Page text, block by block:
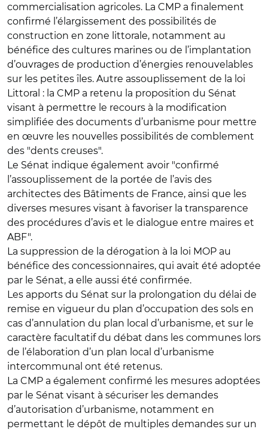
commercialisation agricoles. La CMP a finalement
confirmé l’élargissement des possibilités de
construction en zone littorale, notamment au
bénéfice des cultures marines ou de l’implantation
d’ouvrages de production d’énergies renouvelables
sur les petites îles. Autre assouplissement de la loi
Littoral : la CMP a retenu la proposition du Sénat
visant à permettre le recours à la modification
simplifiée des documents d’urbanisme pour mettre
en œuvre les nouvelles possibilités de comblement
des "dents creuses".
Le Sénat indique également avoir "confirmé
l’assouplissement de la portée de l’avis des
architectes des Bâtiments de France, ainsi que les
diverses mesures visant à favoriser la transparence
des procédures d’avis et le dialogue entre maires et
ABF".
La suppression de la dérogation à la loi MOP au
bénéfice des concessionnaires, qui avait été adoptée
par le Sénat, a elle aussi été confirmée.
Les apports du Sénat sur la prolongation du délai de
remise en vigueur du plan d’occupation des sols en
cas d’annulation du plan local d’urbanisme, et sur le
caractère facultatif du débat dans les communes lors
de l’élaboration d’un plan local d’urbanisme
intercommunal ont été retenus.
La CMP a également confirmé les mesures adoptées
par le Sénat visant à sécuriser les demandes
d’autorisation d’urbanisme, notamment en
permettant le dépôt de multiples demandes sur un